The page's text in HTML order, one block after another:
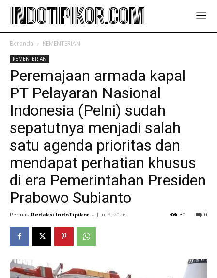
INDOTIPIKOR.COM
Beranda KEMENTERIAN
KEMENTERIAN
Peremajaan armada kapal
PT Pelayaran Nasional
Indonesia (Pelni) sudah
sepatutnya menjadi salah
satu agenda prioritas dan
mendapat perhatian khusus
di era Pemerintahan Presiden
Prabowo Subianto
Penulis Redaksi IndoTipikor - Juni 9, 2026 0
30